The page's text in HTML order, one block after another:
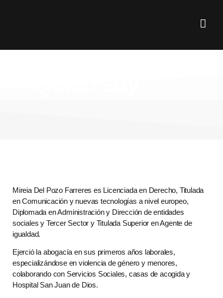
Mireia Del Pozo Farreres es Licenciada en Derecho, Titulada
en Comunicación y nuevas tecnologías a nivel europeo,
Diplomada en Administración y Dirección de entidades
sociales y Tercer Sector y Titulada Superior en Agente de
igualdad.
Ejerció la abogacía en sus primeros años laborales,
especializándose en violencia de género y menores,
colaborando con Servicios Sociales, casas de acogida y
Hospital San Juan de Dios.